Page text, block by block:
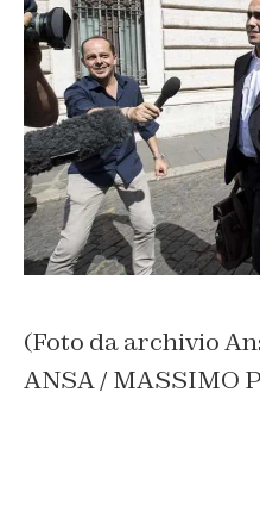
(Foto da archivio
ANSA / MASSIMO